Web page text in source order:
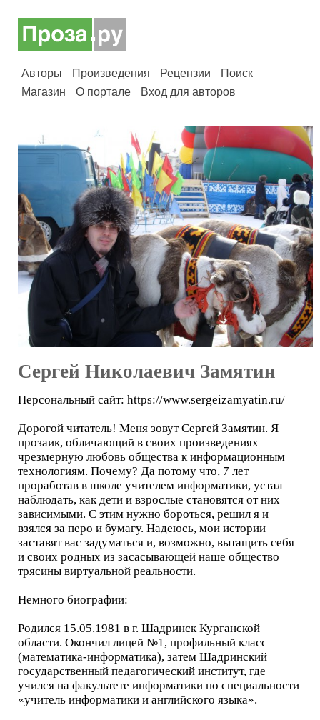
Авторы Произведения Рецензии
Поиск
Магазин
О портале Вход для авторов
Сергей Николаевич Замятин
Персональный сайт: https://www.sergeizamyatin.ru/
Дорогой читатель! Меня зовут Сергей Замятин. Я
прозаик, обличающий в своих произведениях
чрезмерную любовь общества к информационным
технологиям. Почему? Да потому что, 7 лет
проработав в школе учителем информатики, устал
наблюдать, как дети и взрослые становятся от них
зависимыми. С этим нужно бороться, решил я и
взялся за перо и бумагу. Надеюсь, мои истории
заставят вас задуматься и, возможно, вытащить себя
и своих родных из засасывающей наше общество
трясины виртуальной реальности.
Немного биографии:
Родился 15.05.1981 в г. Шадринск Курганской
области. Окончил лицей №1, профильный класс
(математика-информатика), затем Шадринский
государственный педагогический институт, где
учился на факультете информатики по специальности
«учитель информатики и английского языка».